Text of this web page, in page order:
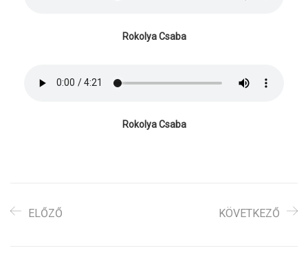
Rokolya Csaba
Rokolya Csaba
ELŐZŐ KÖVETKEZŐ